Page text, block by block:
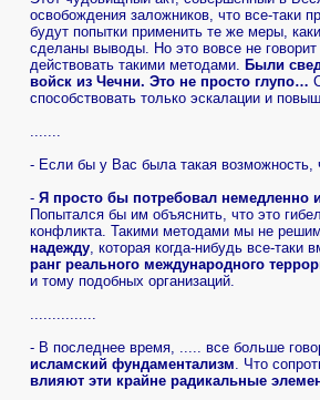
освобождения заложников, что все-таки
будут попытки применить те же меры,
сделаны выводы. Но это вовсе не
действовать такими методами. Были
войск из Чечни. Это не просто глупо…
способствовать только эскалации и
.......
- Если бы у Вас была такая возможность,
- Я просто бы потребовал немедленно
Попытался бы им объяснить, что это
конфликта. Такими методами мы не
надежду, которая когда-нибудь все-таки
ранг реального международного
и тому подобных организаций.
...............
- В последнее время, ..... все больше
исламский фундаментализм. Что
влияют эти крайне радикальные